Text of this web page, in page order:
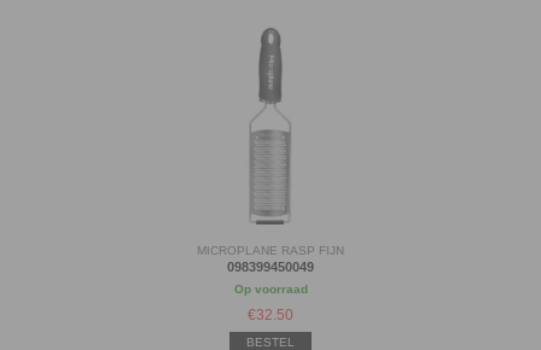
MICROPLANE RASP FIJN
098399450049
Op voorraad
€32.50
BESTEL